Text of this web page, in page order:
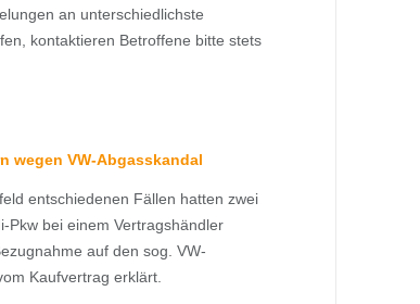
an unterschiedlichste
kontaktieren Betroffene bitte stets
wegen VW-Abgasskandal
entschiedenen Fällen hatten zwei
Pkw bei einem Vertragshändler
auf den sog. VW-
Kaufvertrag erklärt.